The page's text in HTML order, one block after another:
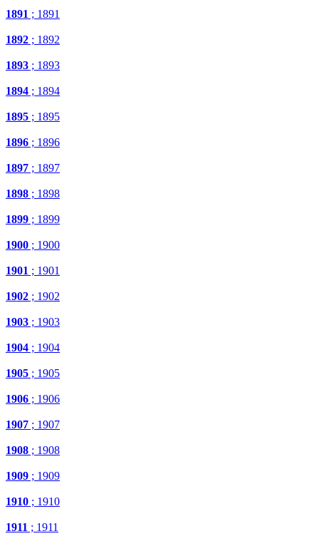
1891 ; 1891
1892 ; 1892
1893 ; 1893
1894 ; 1894
1895 ; 1895
1896 ; 1896
1897 ; 1897
1898 ; 1898
1899 ; 1899
1900 ; 1900
1901 ; 1901
1902 ; 1902
1903 ; 1903
1904 ; 1904
1905 ; 1905
1906 ; 1906
1907 ; 1907
1908 ; 1908
1909 ; 1909
1910 ; 1910
1911 ; 1911